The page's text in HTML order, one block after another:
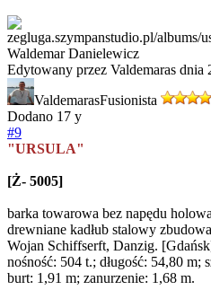
Waldemar Danielewicz
Edytowany przez Valdemaras dnia
ValdemarasFusionista
Dodano 17 y
#9
"URSULA"
[Ż- 5005]
barka towarowa bez napędu
drewniane kadłub stalowy
Wojan Schiffserft, Danzig.
nośność: 504 t.; długość: 54,80 m;
burt: 1,91 m; zanurzenie: 1,68 m.